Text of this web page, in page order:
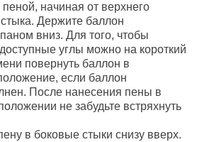
начиная от верхнего
стыка. Держите баллон
вниз. Для того, чтобы
углы можно на короткий
повернуть баллон в
если баллон
После нанесения пены в
не забудьте встряхнуть
в боковые стыки снизу вверх.